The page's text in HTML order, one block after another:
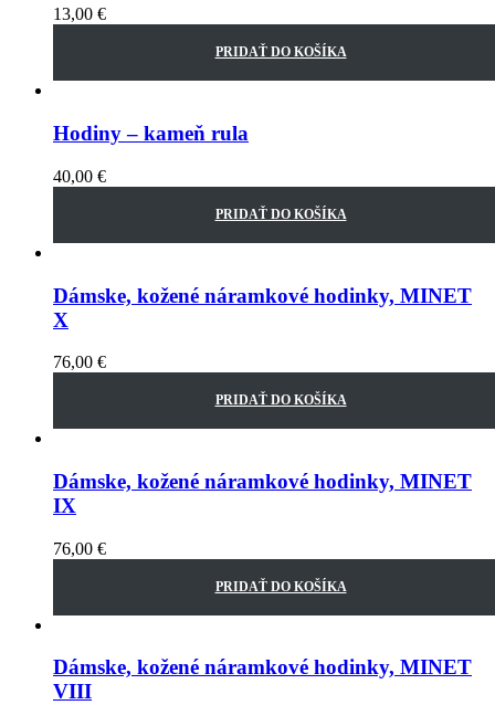
13,00 €
PRIDAŤ DO KOŠÍKA
Hodiny – kameň rula
40,00 €
PRIDAŤ DO KOŠÍKA
Dámske, kožené náramkové hodinky, MINET
X
76,00 €
PRIDAŤ DO KOŠÍKA
Dámske, kožené náramkové hodinky, MINET
IX
76,00 €
PRIDAŤ DO KOŠÍKA
Dámske, kožené náramkové hodinky, MINET
VIII